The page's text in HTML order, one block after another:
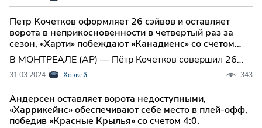
Харрикейнз (47-21-7, второе место в Метрополитен
дивизионе) Роли, Северная Каролина; Четверг, 19:00
по восточному времени ГЛАВНАЯ ЛИНИЯ: Каролина
Петр Кочетков оформляет 26 сэйвов и оставляет
ворота в неприкосновенности в четвертый раз за
сезон, «Харти» побеждают «Канадиенс» со счетом
3:0.
В МОНТРЕАЛЕ (AP) — Пётр Кочетков совершил 26
сэйвов и оформил свой четвёртый сухарь сезона,
помогая "Каролине Харрикейнс" обыграть "Монреаль
Канадиенс" со счётом 3-0 в субботний вечер.
31.03.2024 Хоккей 343
Андерсен оставляет ворота недоступными,
«Харрикейнс» обеспечивают себе место в плей-офф,
победив «Красные Крылья» со счетом 4:0.